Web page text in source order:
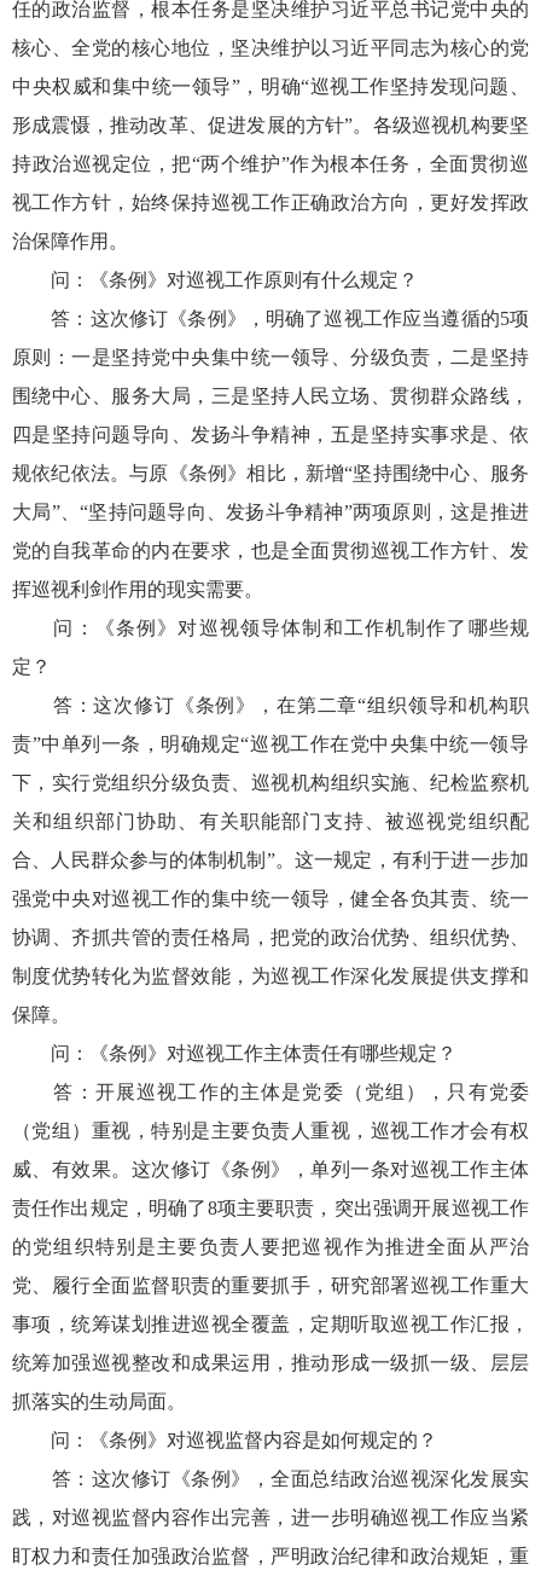
任的政治监督，根本任务是坚决维护习近平总书记党中央的
核心、全党的核心地位，坚决维护以习近平同志为核心的党
中央权威和集中统一领导”，明确“巡视工作坚持发现问题、
形成震慑，推动改革、促进发展的方针”。各级巡视机构要坚
持政治巡视定位，把“两个维护”作为根本任务，全面贯彻巡
视工作方针，始终保持巡视工作正确政治方向，更好发挥政
治保障作用。
问：《条例》对巡视工作原则有什么规定？
答：这次修订《条例》，明确了巡视工作应当遵循的5项
原则：一是坚持党中央集中统一领导、分级负责，二是坚持
围绕中心、服务大局，三是坚持人民立场、贯彻群众路线，
四是坚持问题导向、发扬斗争精神，五是坚持实事求是、依
规依纪依法。与原《条例》相比，新增“坚持围绕中心、服务
大局”、“坚持问题导向、发扬斗争精神”两项原则，这是推进
党的自我革命的内在要求，也是全面贯彻巡视工作方针、发
挥巡视利剑作用的现实需要。
问：《条例》对巡视领导体制和工作机制作了哪些规
定？
答：这次修订《条例》，在第二章“组织领导和机构职
责”中单列一条，明确规定“巡视工作在党中央集中统一领导
下，实行党组织分级负责、巡视机构组织实施、纪检监察机
关和组织部门协助、有关职能部门支持、被巡视党组织配
合、人民群众参与的体制机制”。这一规定，有利于进一步加
强党中央对巡视工作的集中统一领导，健全各负其责、统一
协调、齐抓共管的责任格局，把党的政治优势、组织优势、
制度优势转化为监督效能，为巡视工作深化发展提供支撑和
保障。
问：《条例》对巡视工作主体责任有哪些规定？
答：开展巡视工作的主体是党委（党组），只有党委
（党组）重视，特别是主要负责人重视，巡视工作才会有权
威、有效果。这次修订《条例》，单列一条对巡视工作主体
责任作出规定，明确了8项主要职责，突出强调开展巡视工作
的党组织特别是主要负责人要把巡视作为推进全面从严治
党、履行全面监督职责的重要抓手，研究部署巡视工作重大
事项，统筹谋划推进巡视全覆盖，定期听取巡视工作汇报，
统筹加强巡视整改和成果运用，推动形成一级抓一级、层层
抓落实的生动局面。
问：《条例》对巡视监督内容是如何规定的？
答：这次修订《条例》，全面总结政治巡视深化发展实
践，对巡视监督内容作出完善，进一步明确巡视工作应当紧
盯权力和责任加强政治监督，严明政治纪律和政治规矩，重